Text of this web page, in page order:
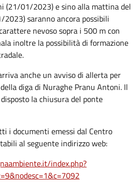
(21/01/2023) e sino alla mattina del
saranno ancora possibili
nevoso sopra i 500 m con
inoltre la possibilità di formazione
anche un avviso di allerta per
diga di Nuraghe Pranu Antoni. Il
la chiusura del ponte
i documenti emessi dal Centro
al seguente indirizzo web:
index.php?